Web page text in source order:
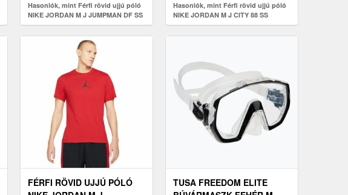
Hasonlók, mint Férfi rövid ujjú póló
NIKE JORDAN M J JUMPMAN DF SS
CREW-010-Black
Hasonlók, mint Férfi rövid ujjú póló
NIKE JORDAN M J CITY 88 SS
CREW-100-White
FÉRFI RÖVID UJJÚ PÓLÓ
TUSA FREEDOM ELITE